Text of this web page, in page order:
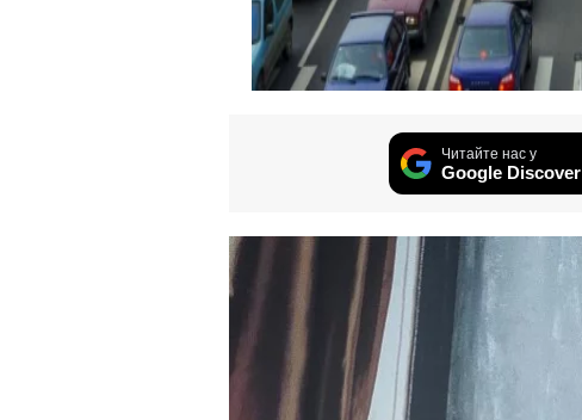
Читайте нас у
Google Discover